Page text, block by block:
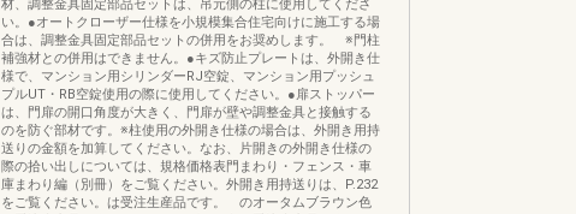
材、調整金具固定部品セットは、吊元側の柱に使用してくださ
い。●オートクローザー仕様を小規模集合住宅向けに施工する場
合は、調整金具固定部品セットの併用をお奨めします。 ※門柱
補強材との併用はできません。●キズ防止プレートは、外開き仕
様で、マンション用シリンダーRJ空錠、マンション用プッシュ
プルUT・RB空錠使用の際に使用してください。●扉ストッパー
は、門扉の開口角度が大きく、門扉が壁や調整金具と接触する
のを防ぐ部材です。※柱使用の外開き仕様の場合は、外開き用持
送りの金額を加算してください。なお、片開きの外開き仕様の
際の拾い出しについては、規格価格表門まわり・フェンス・車
庫まわり編（別冊）をご覧ください。外開き用持送りは、P.232
をご覧ください。は受注生産品です。 のオータムブラウン色